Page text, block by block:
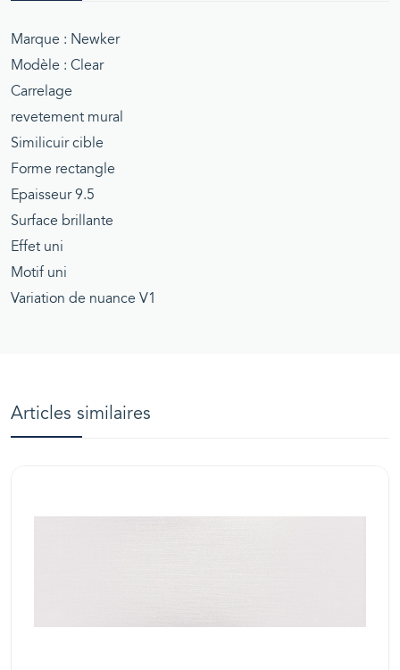
Marque : Newker
Modèle : Clear
Carrelage
revetement mural
Similicuir cible
Forme rectangle
Epaisseur 9.5
Surface brillante
Effet uni
Motif uni
Variation de nuance V1
Articles similaires